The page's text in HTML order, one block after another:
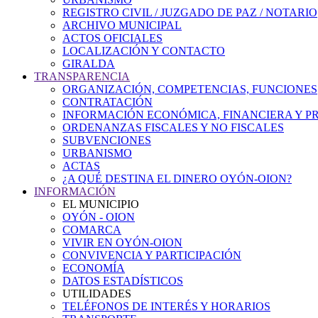
REGISTRO CIVIL / JUZGADO DE PAZ / NOTARIO
ARCHIVO MUNICIPAL
ACTOS OFICIALES
LOCALIZACIÓN Y CONTACTO
GIRALDA
TRANSPARENCIA
ORGANIZACIÓN, COMPETENCIAS, FUNCIONES
CONTRATACIÓN
INFORMACIÓN ECONÓMICA, FINANCIERA Y
ORDENANZAS FISCALES Y NO FISCALES
SUBVENCIONES
URBANISMO
ACTAS
¿A QUÉ DESTINA EL DINERO OYÓN-OION?
INFORMACIÓN
EL MUNICIPIO
OYÓN - OION
COMARCA
VIVIR EN OYÓN-OION
CONVIVENCIA Y PARTICIPACIÓN
ECONOMÍA
DATOS ESTADÍSTICOS
UTILIDADES
TELÉFONOS DE INTERÉS Y HORARIOS